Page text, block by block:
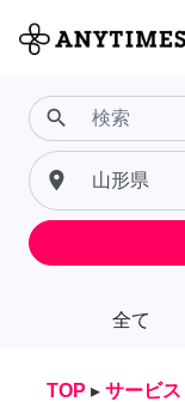
全て
search
place
TOP ▸ サービス